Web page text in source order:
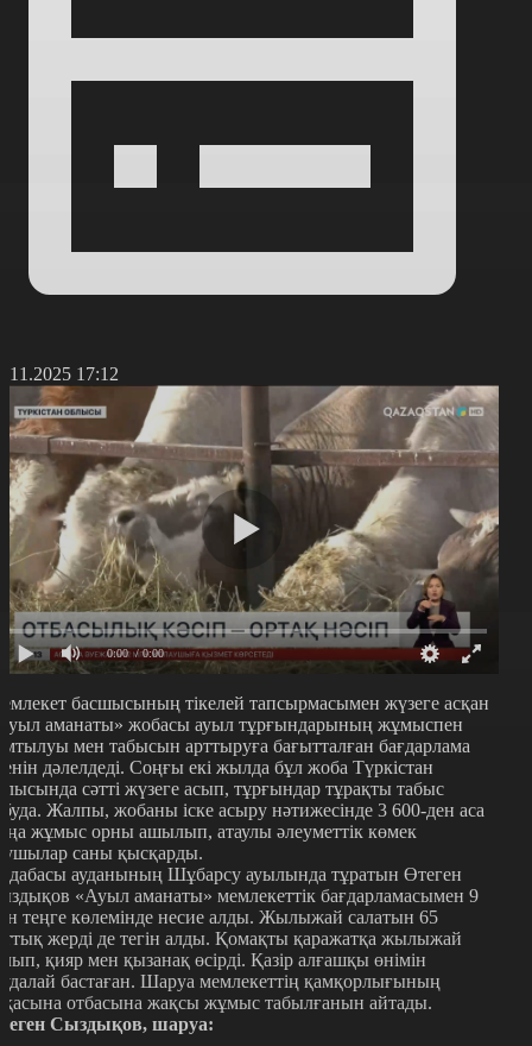
17:12
0:00 / 0:00
басшысының тікелей тапсырмасымен жүзеге асқан
аманаты» жобасы ауыл тұрғындарының жұмыспен
мен табысын арттыруға бағытталған бағдарлама
дәлелдеді. Соңғы екі жылда бұл жоба Түркістан
сәтті жүзеге асып, тұрғындар тұрақты табыс
Жалпы, жобаны іске асыру нәтижесінде 3 600-ден аса
жұмыс орны ашылып, атаулы әлеуметтік көмек
саны қысқарды.
ауданының Шұбарсу ауылында тұратын Өтеген
«Ауыл аманаты» мемлекеттік бағдарламасымен 9
теңге көлемінде несие алды. Жылыжай салатын 65
жерді де тегін алды. Қомақты қаражатқа жылыжай
қияр мен қызанақ өсірді. Қазір алғашқы өнімін
бастаған. Шаруа мемлекеттің қамқорлығының
отбасына жақсы жұмыс табылғанын айтады.
Сыздықов, шаруа: